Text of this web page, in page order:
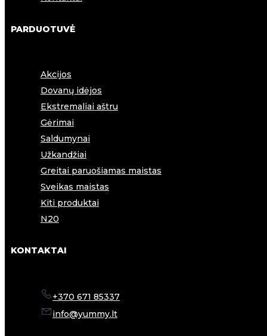
PARDUOTUVĖ
Akcijos
Dovanų idėjos
Ekstremaliai aštru
Gėrimai
Saldumynai
Užkandžiai
Greitai paruošiamas maistas
Sveikas maistas
Kiti produktai
N20
KONTAKTAI
+370 671 85337
info@yummy.lt